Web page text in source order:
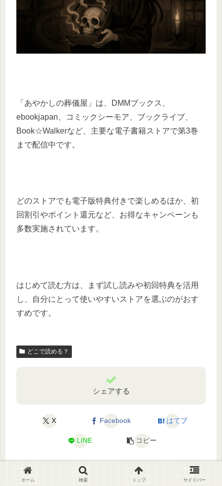
「あやかしの葬儀屋」は、DMMブックス、
ebookjapan、コミックシーモア、ブックライブ、
Book☆Walkerなど、主要な電子書籍ストアで第3巻
まで配信中です。
どのストアでも電子版特典付きで楽しめるほか、初
回割引やポイント還元など、お得なキャンペーンも
多数実施されています。
はじめて読む方は、まず試し読みや初回特典を活用
し、自分にとって使いやすいストアを選ぶのがおす
すめです。
どこで読める？
シェアする
X Facebook はてブ
LINE コピー
ホーム 検索 トップ サイドバー